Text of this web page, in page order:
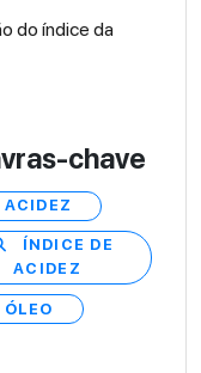
do índice da
chave
ACIDEZ
ÍNDICE DE
ACIDEZ
ÓLEO